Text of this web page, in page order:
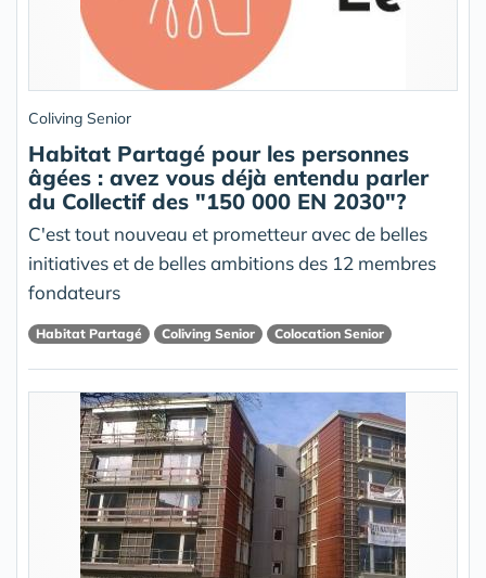
Coliving Senior
Habitat Partagé pour les personnes
âgées : avez vous déjà entendu parler
du Collectif des "150 000 EN 2030"?
C'est tout nouveau et prometteur avec de belles
initiatives et de belles ambitions des 12 membres
fondateurs
Habitat Partagé Coliving Senior Colocation Senior